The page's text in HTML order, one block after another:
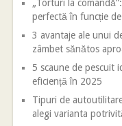
„Torturi la
perfectă în funcție
3 avantaje ale unui
zâmbet sănătos
5 scaune de pescuit
eficiență în 2025
Tipuri de
alegi varianta